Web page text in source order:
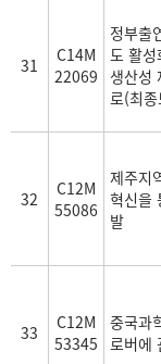
31
C14M
22069
정부출
도 활성
생산성
로(최
32
C12M
55086
제주지
혁신을
발
33
C12M
53345
중국과
로버에